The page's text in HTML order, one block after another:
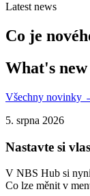
Latest news
Co je
What's new
Všechny novinky
5. srpna 2026
Nastavte si
V NBS Hub si
Co lze měnit v